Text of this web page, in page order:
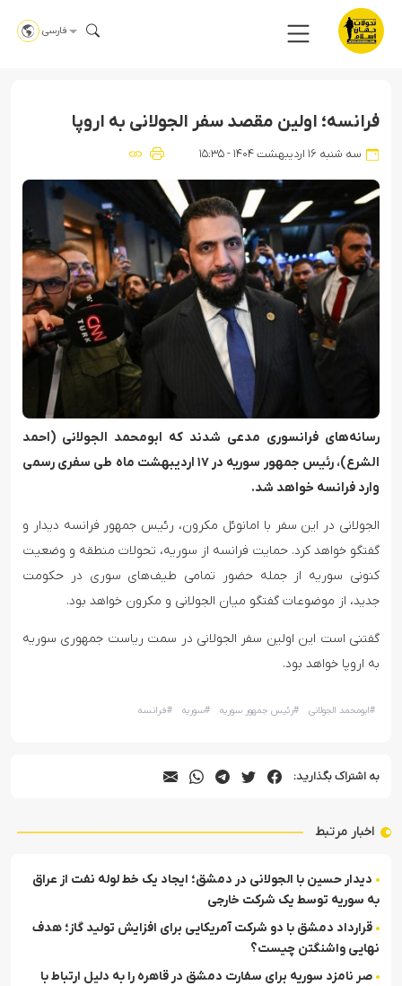
فارسی
فرانسه؛ اولین مقصد سفر الجولانی به اروپا
سه شنبه ۱۶ اردیبهشت ۱۴۰۴ - ۱۵:۳۵
رسانه‌های فرانسوری مدعی شدند که ابومحمد الجولانی (احمد
الشرع)، رئیس جمهور سوریه در ۱۷ اردیبهشت ماه طی سفری رسمی
وارد فرانسه خواهد شد.
الجولانی در این سفر با امانوئل مکرون، رئیس جمهور فرانسه دیدار و
گفتگو خواهد کرد. حمایت فرانسه از سوریه، تحولات منطقه و وضعیت
کنونی سوریه از جمله حضور تمامی طیف‌های سوری در حکومت
جدید، از موضوعات گفتگو میان الجولانی و مکرون خواهد بود.
گفتنی است این اولین سفر الجولانی در سمت ریاست جمهوری سوریه
به اروپا خواهد بود.
#ابومحمد الجولانی #رئیس جمهور سوریه #سوریه #فرانسه
به اشتراک بگذارید:
اخبار مرتبط
دیدار حسین با الجولانی در دمشق؛ ایجاد یک خط لوله نفت از عراق
به سوریه توسط یک شرکت خارجی
قرارداد دمشق با دو شرکت آمریکایی برای افزایش تولید گاز؛ هدف
نهایی واشنگتن چیست؟
صر نامزد سوریه برای سفارت دمشق در قاهره را به دلیل ارتباط با